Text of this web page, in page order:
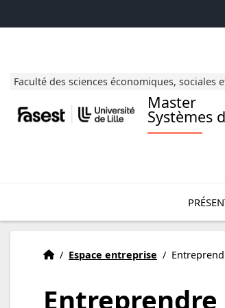
Faculté des sciences économiques, sociales
Master
Systèmes
Présentation
Accueil
/ Espace entreprise /